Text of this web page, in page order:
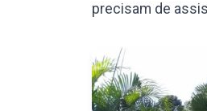
precisam de